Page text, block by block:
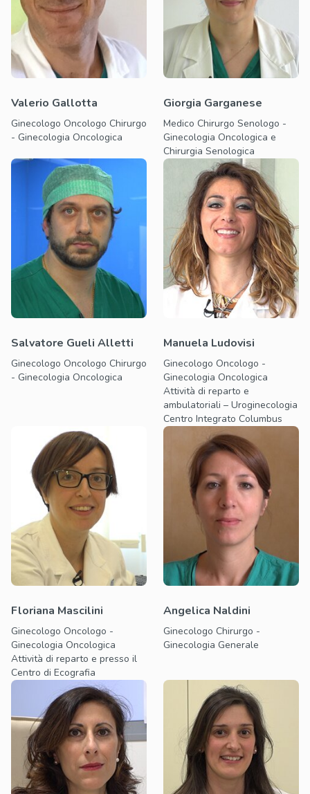
Valerio Gallotta
Ginecologo Oncologo Chirurgo
- Ginecologia Oncologica
Giorgia Garganese
Medico Chirurgo Senologo -
Ginecologia Oncologica e
Chirurgia Senologica
Salvatore Gueli Alletti
Ginecologo Oncologo Chirurgo
- Ginecologia Oncologica
Manuela Ludovisi
Ginecologo Oncologo -
Ginecologia Oncologica
Attività di reparto e
ambulatoriali – Uroginecologia
Centro Integrato Columbus
Floriana Mascilini
Ginecologo Oncologo -
Ginecologia Oncologica
Attività di reparto e presso il
Centro di Ecografia
Angelica Naldini
Ginecologo Chirurgo -
Ginecologia Generale